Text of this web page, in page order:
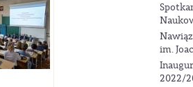
im.
2022/